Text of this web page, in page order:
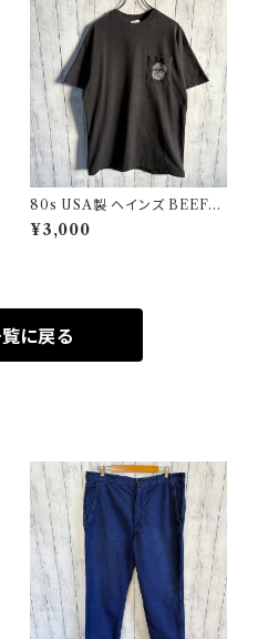
80s USA製 ヘインズ BEEFY
シングルステッチTシャツ ヴィン
テージTシャツ ポケT
¥3,000
に戻る